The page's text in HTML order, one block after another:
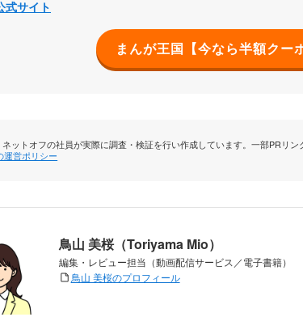
式サイト
まんが王国【今なら半額クー
ットオフの社員が実際に調査・検証を行い作成しています。一部PRリ
運営ポリシー
鳥山 美桜（Toriyama Mio）
編集・レビュー担当（動画配信サービス／電子書籍）
鳥山 美桜のプロフィール